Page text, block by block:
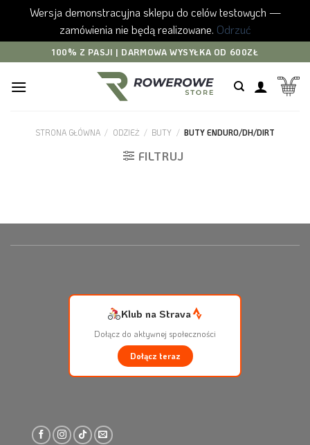
Wersja demonstracyjna sklepu do celów testowych —
zamówienia nie będą realizowane. Odrzuć
to
content
100% Z PASJI | DARMOWA WYSYŁKA OD 600ZŁ
STRONA GŁÓWNA / ODZIEŻ / BUTY / BUTY ENDURO/DH/DIRT
FILTRUJ
Klub na Strava
Dołącz do aktywnej społeczności
Dołącz teraz